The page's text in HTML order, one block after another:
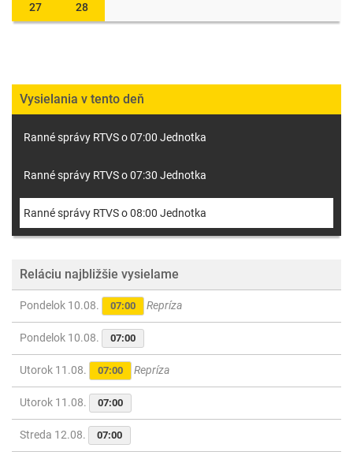
27 28
Vysielania v tento deň
Ranné správy RTVS o 07:00 Jednotka
Ranné správy RTVS o 07:30 Jednotka
Ranné správy RTVS o 08:00 Jednotka
Reláciu najbližšie vysielame
Pondelok 10.08. 07:00 Repríza
Pondelok 10.08. 07:00
Utorok 11.08. 07:00 Repríza
Utorok 11.08. 07:00
Streda 12.08. 07:00